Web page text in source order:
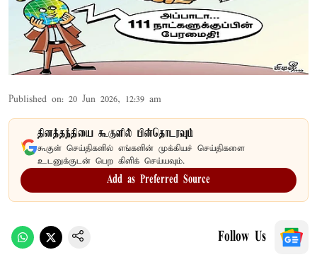
Published on: 20 Jun 2026, 12:39 am
தினத்தந்தியை கூகுளில் பின்தொடரவும்
கூகுள் செய்திகளில் எங்களின் முக்கியச் செய்திகளை
உடனுக்குடன் பெற கிளிக் செய்யவும்.
Add as Preferred Source
Follow Us